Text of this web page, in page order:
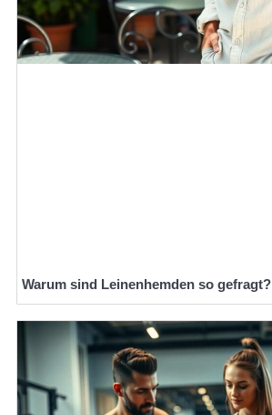
Warum sind Leinenhemden so gefragt?